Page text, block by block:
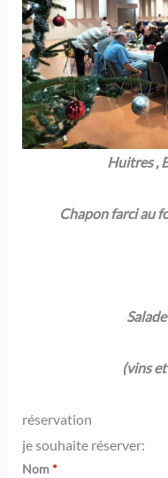
Huitres ,
Chapon farci au
(vins
réservation
je souhaite réserver:
Nom*